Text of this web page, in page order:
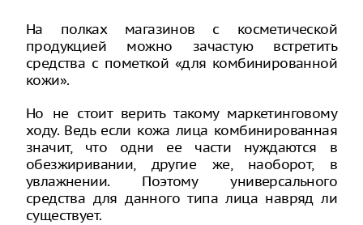
На полках магазинов с косметической
продукцией можно зачастую встретить
средства с пометкой «для комбинированной
кожи».
Но не стоит верить такому маркетинговому
ходу. Ведь если кожа лица комбинированная
значит, что одни ее части нуждаются в
обезжиривании, другие же, наоборот, в
увлажнении. Поэтому универсального
средства для данного типа лица навряд ли
существует.